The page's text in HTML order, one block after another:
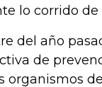
lo corrido de
del año
de
organismos